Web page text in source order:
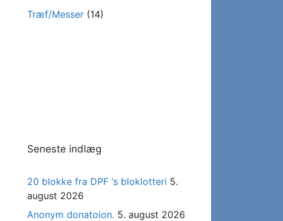
Træf/Messer (14)
Seneste indlæg
20 blokke fra DPF ‘s bloklotteri 5.
august 2026
Anonym donatoion. 5. august 2026